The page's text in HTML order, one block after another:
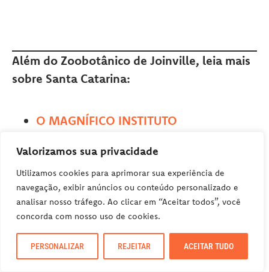
Valorizamos sua privacidade
Utilizamos cookies para aprimorar sua experiência de
navegação, exibir anúncios ou conteúdo personalizado e
analisar nosso tráfego. Ao clicar em “Aceitar todos”, você
concorda com nosso uso de cookies.
PERSONALIZAR REJEITAR ACEITAR TUDO
Além do Zoobotânico de Joinville, leia mais
sobre Santa Catarina:
O MAGNÍFICO INSTITUTO
EM JOINVILLE – SC
ZOO POMERODE: O ZOOLÓGICO MAIS
ANTIGO DO SUL DO BRASIL
O QUE FAZER NA SERRA DO RIO DO
UMA VISITA AO SANTUÁRIO DE SANTA